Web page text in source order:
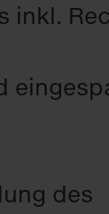
inkl.
des